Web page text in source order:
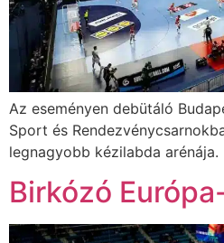
Az eseményen debütáló
Sport és
legnagyobb kézilabda arénája.
Birkózó